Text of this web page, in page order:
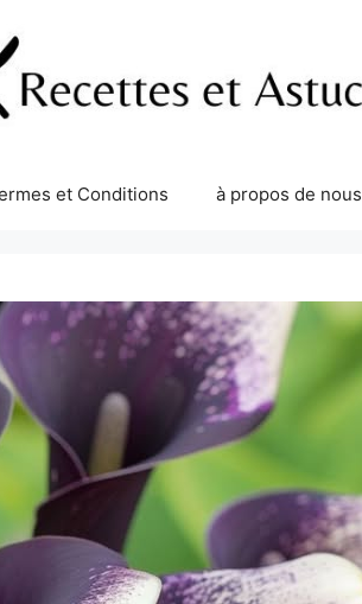
et Conditions à propos de nous